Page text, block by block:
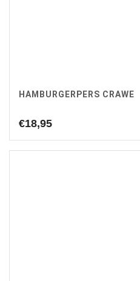
HAMBURGERPERS CRAWE
€18,95